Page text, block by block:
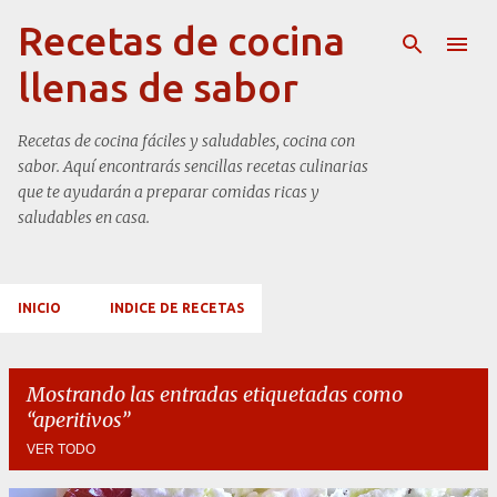
Ir al contenido principal
Recetas de cocina
llenas de sabor
Recetas de cocina fáciles y saludables, cocina con
sabor. Aquí encontrarás sencillas recetas culinarias
que te ayudarán a preparar comidas ricas y
saludables en casa.
INICIO INDICE DE RECETAS
Mostrando las entradas etiquetadas como
aperitivos
VER TODO